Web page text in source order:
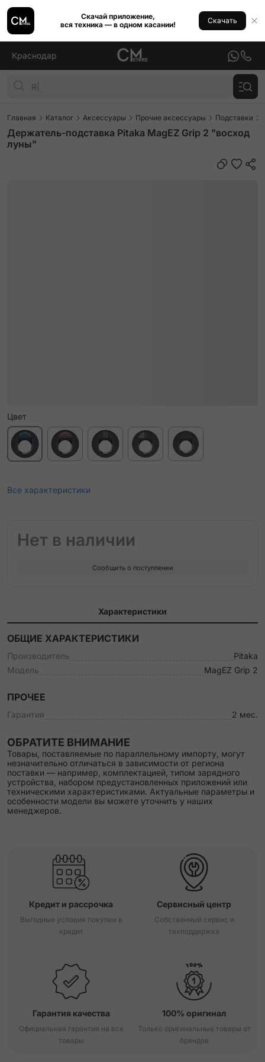
Скачай приложение,
вся техника — в одном касании!
Скачать
Краснодар
Главная Каталог Аксессуары Прочие аксессуары Подставки
Держатель-подставка Pitaka MagEZ Grip 2 "восход
луны"
Цвет
Все характеристики
Нет в наличии
Сообщить о поступлении
Характеристики
ОБЩИЕ ХАРАКТЕРИСТИКИ
Производитель
Pitaka
Модель
MagEZ Grip 2
ПРОЧЕЕ
Гарантия 2 мес.
ОБРАТИТЕ ВНИМАНИЕ
Товары, поставляемые по параллельному импорту, могут
незначительно отличаться в зависимости от региона
поставки — например, комплектацией, типом зарядного
устройства, набором предустановленных приложений или
техническими характеристиками. Актуальные параметры и
особенности модели вы можете уточнить у наших
менеджеров.
Кредит и рассрочка
Выгодные условия покупки в
кредит
Сервисный центр
Собственный сервис и
техподдержка
Гарантия качества
Официальная гарантия на все
товары
100% оригинал
Только оригинальные товары от
брендов